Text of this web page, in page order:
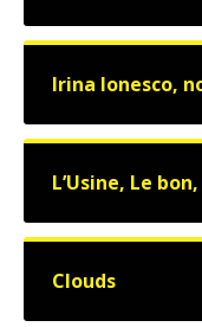
Irina Ionesco,
L’Usine, Le
Clouds